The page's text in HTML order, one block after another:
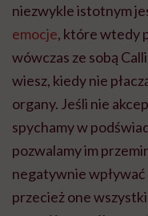
niezwykle istotnym
emocje, które wtedy
wówczas ze sobą
wiesz, kiedy nie
organy. Jeśli nie
spychamy w
pozwalamy im
negatywnie wpływać
przecież one